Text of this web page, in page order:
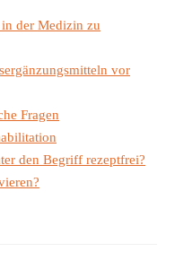
der Medizin zu
vor
Fragen
den Begriff rezeptfrei?